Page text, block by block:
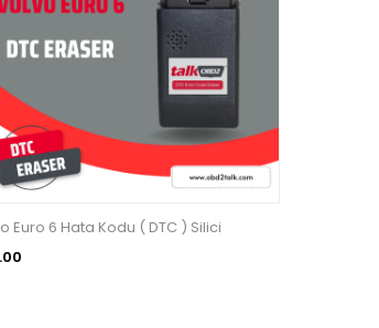
Euro 6 Hata Kodu ( DTC ) Silici